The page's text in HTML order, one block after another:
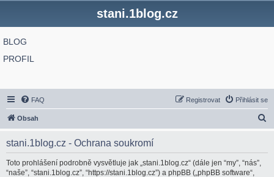
stani.1blog.cz
BLOG
PROFIL
FAQ Přihlásit se
Registrovat
Obsah
stani.1blog.cz - Ochrana soukromí
Toto prohlášení podrobně vysvětluje jak „stani.1blog.cz“ (dále jen “my”, “nás”,
“naše”, “stani.1blog.cz”, “https://stani.1blog.cz”) a phpBB („phpBB software“,